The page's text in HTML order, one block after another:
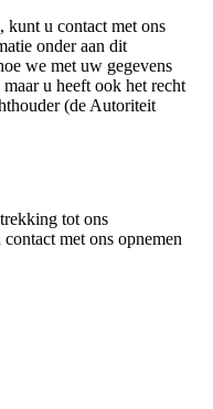
kunt u contact met ons
onder aan dit
we met uw gegevens
u heeft ook het recht
(de Autoriteit
tot ons
met ons opnemen